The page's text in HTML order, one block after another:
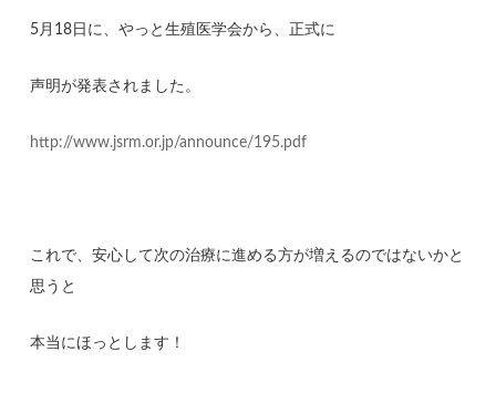
5月18日に、やっと生殖医学会から、正式に
声明が発表されました。
http://www.jsrm.or.jp/announce/195.pdf
これで、安心して次の治療に進める方が増えるのではないかと
思うと
本当にほっとします！